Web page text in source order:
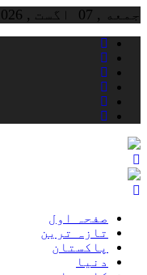
to
content
جمعه , 07 اگست , 2026ء
صفحہ اول
تازہ ترین
پاکستان
دنیا